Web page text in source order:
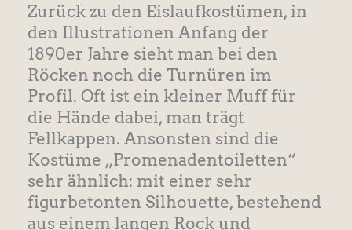
Zurück zu den Eislaufkostümen, in
den Illustrationen Anfang der
1890er Jahre sieht man bei den
Röcken noch die Turnüren im
Profil. Oft ist ein kleiner Muff für
die Hände dabei, man trägt
Fellkappen. Ansonsten sind die
Kostüme „Promenadentoiletten“
sehr ähnlich: mit einer sehr
figurbetonten Silhouette, bestehend
aus einem langen Rock und